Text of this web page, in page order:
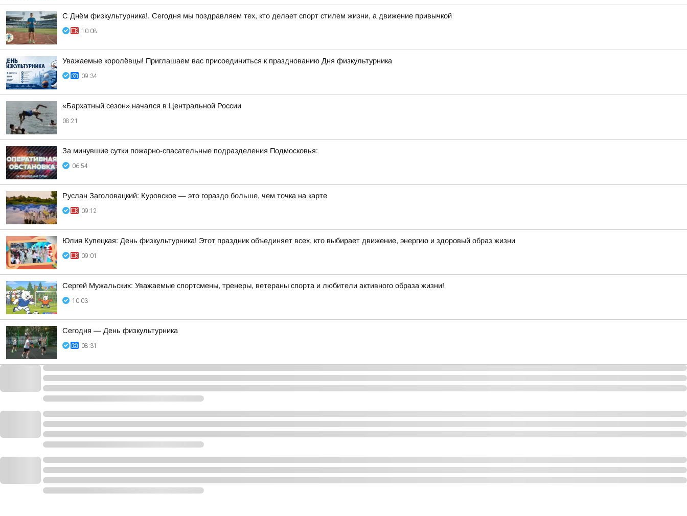
С Днём физкультурника!. Сегодня мы поздравляем тех, кто делает спорт стилем жизни, а движение привычкой
10:08
Уважаемые королёвцы! Приглашаем вас присоединиться к празднованию Дня физкультурника
09:34
«Бархатный сезон» начался в Центральной России
08:21
За минувшие сутки пожарно-спасательные подразделения Подмосковья:
06:54
Руслан Заголовацкий: Куровское — это гораздо больше, чем точка на карте
09:12
Юлия Купецкая: День физкультурника! Этот праздник объединяет всех, кто выбирает движение, энергию и здоровый образ жизни
09:01
Сергей Мужальских: Уважаемые спортсмены, тренеры, ветераны спорта и любители активного образа жизни!
10:03
Сегодня — День физкультурника
08:31